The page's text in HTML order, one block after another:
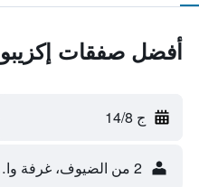
أفضل صفقات
ج 14/8
2 من الضيوف، غرفة واحدة